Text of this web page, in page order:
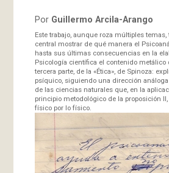
Por Guillermo Arcila-Arango
Este trabajo, aunque roza múltiples
central mostrar de qué manera el
hasta sus últimas consecuencias en la
Psicología científica el contenido metálico
tercera parte, de la «Ética», de Spinoza:
psíquico, siguiendo una dirección
de las ciencias naturales que, en la
principio metodológico de la proposición
físico por lo físico.